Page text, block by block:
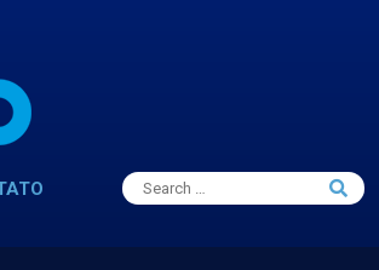
Search
for:
Search